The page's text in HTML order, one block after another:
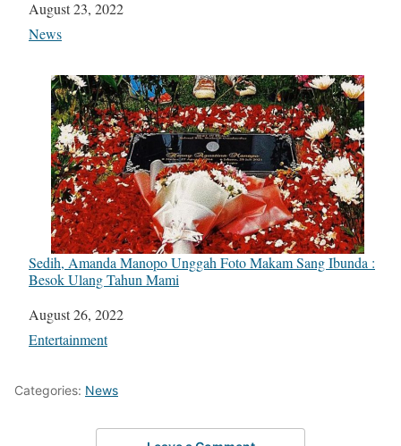
Date
August 23, 2022
In relation to
News
Sedih, Amanda Manopo Unggah Foto Makam Sang Ibunda :
Besok Ulang Tahun Mami
Date
August 26, 2022
In relation to
Entertainment
Categories: News